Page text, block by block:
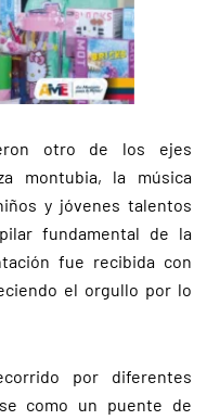
otro de los ejes
montubia, la música
y jóvenes talentos
fundamental de la
fue recibida con
el orgullo por lo
por diferentes
como un puente de